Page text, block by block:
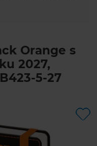
Orange s
2027,
5-27